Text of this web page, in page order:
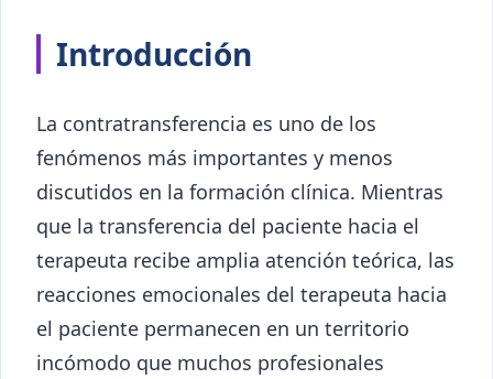
Introducción
La contratransferencia es uno de los
fenómenos más importantes y menos
discutidos en la formación clínica. Mientras
que la transferencia del paciente hacia el
terapeuta recibe amplia atención teórica, las
reacciones emocionales del terapeuta hacia
el paciente permanecen en un territorio
incómodo que muchos profesionales